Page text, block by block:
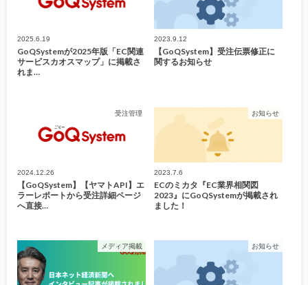
2025.6.19
GoQSystemが2025年版「EC関連
サービスカオスマップ」に掲載さ
れま…
2023.9.12
【GoQSystem】受注伝票修正に
関するお知らせ
受注管理
2024.12.26
【GoQSystem】【ヤマトAPI】エ
ラーレポートから受注詳細ページ
へ直接…
お知らせ
2023.7.6
ECのミカタ『EC業界相関図
2023』にGoQSystemが掲載され
ました！
メディア掲載 お知らせ